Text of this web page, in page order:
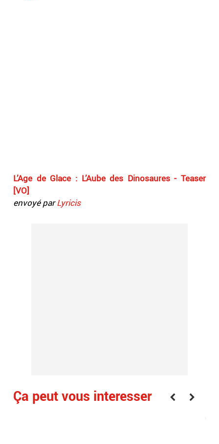
L’Age de Glace : L’Aube des Dinosaures - Teaser
[VO]
envoyé parLyricis
Ça peut vous interesser